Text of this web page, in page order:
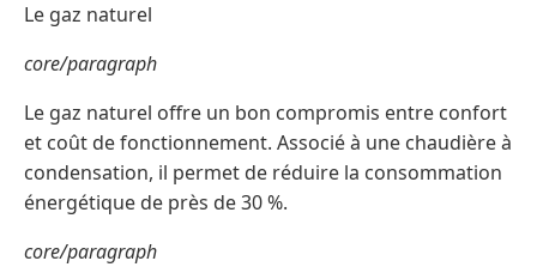
Le gaz naturel
core/paragraph
Le gaz naturel offre un bon compromis entre confort
et coût de fonctionnement. Associé à une chaudière à
condensation, il permet de réduire la consommation
énergétique de près de 30 %.
core/paragraph